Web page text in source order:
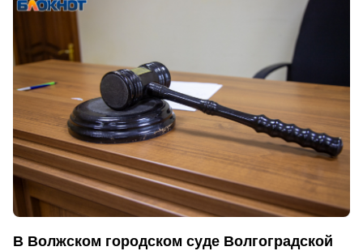
В Волжском городском суде Волгоградской